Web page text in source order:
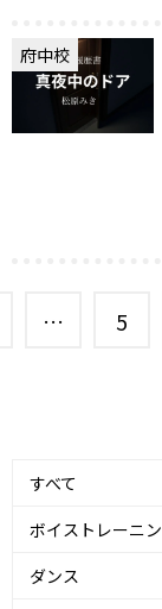
府中校
… 5
すべて
ボイストレーニ
ダンス